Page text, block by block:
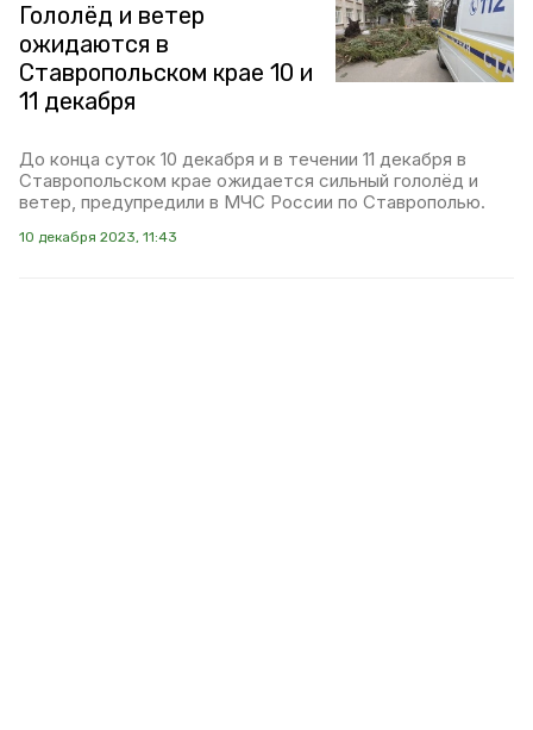
Гололёд и ветер
ожидаются в
Ставропольском крае 10 и
11 декабря
До конца суток 10 декабря и в течении 11 декабря в
Ставропольском крае ожидается сильный гололёд и
ветер, предупредили в МЧС России по Ставрополью.
10 декабря 2023, 11:43